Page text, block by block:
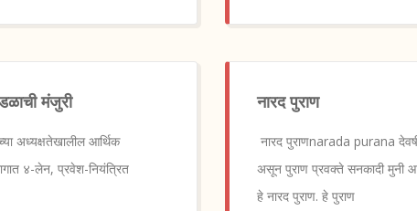
मंजुरी
अध्यक्षतेखालील आर्थिक
४-लेन, प्रवेश-नियंत्रित
नारद पुराण
नारद पुराणnarada purana देवर्षी
असून पुराण प्रवक्ते सनकादी मुनी
हे नारद पुराण. हे पुराण